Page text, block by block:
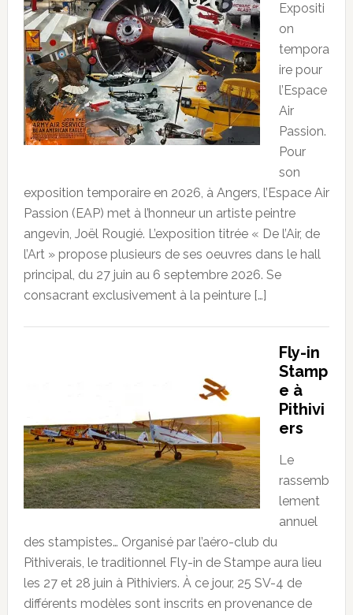
Expositi
on
tempora
ire pour
l’Espace
Air
Passion.
Pour
son
exposition temporaire en 2026, à Angers, l’Espace Air
Passion (EAP) met à l’honneur un artiste peintre
angevin, Joël Rougié. L’exposition titrée « De l’Air, de
l’Art » propose plusieurs de ses oeuvres dans le hall
principal, du 27 juin au 6 septembre 2026. Se
consacrant exclusivement à la peinture […]
Fly-in
Stamp
e à
Pithivi
ers
Le
rassemb
lement
annuel
des stampistes… Organisé par l’aéro-club du
Pithiverais, le traditionnel Fly-in de Stampe aura lieu
les 27 et 28 juin à Pithiviers. À ce jour, 25 SV-4 de
différents modèles sont inscrits en provenance de